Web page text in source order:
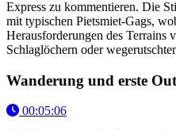
Express zu kommentieren. Die
mit typischen Pietsmiet-Gags,
Herausforderungen des Terrains
Schlaglöchern oder
Wanderung und erste
00:05:06